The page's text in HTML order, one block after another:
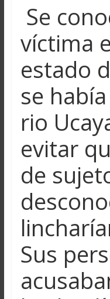
Se
víctima
estado
se
rio
evitar
de
Sus